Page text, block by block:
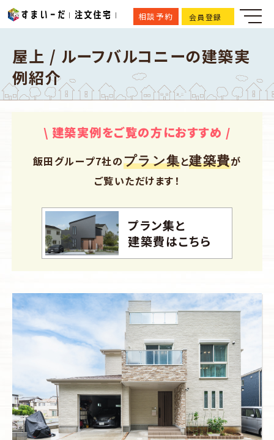
相談予約 会員登録
屋上 / ルーフバルコニーの建築実
例紹介
\ 建築実例をご覧の方におすすめ /
飯田グループ7社のプラン集と建築費が
ご覧いただけます！
プラン集と
建築費はこちら